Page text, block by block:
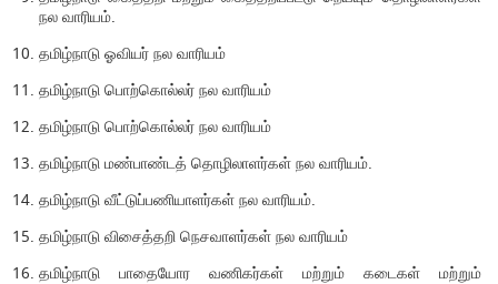
நல வாரியம்.
தமிழ்நாடு ஓவியர் நல வாரியம்
தமிழ்நாடு பொற்கொல்லர் நல வாரியம்
தமிழ்நாடு பொற்கொல்லர் நல வாரியம்
தமிழ்நாடு மண்பாண்டத் தொழிலாளர்கள் நல வாரியம்.
தமிழ்நாடு வீட்டுப்பணியாளர்கள் நல வாரியம்.
தமிழ்நாடு விசைத்தறி நெசவாளர்கள் நல வாரியம்
தமிழ்நாடு பாதையோர வணிகர்கள் மற்றும் கடைகள் மற்றும்